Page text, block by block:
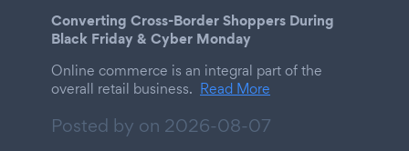
Converting Cross-Border Shoppers During
Black Friday & Cyber Monday
Online commerce is an integral part of the
overall retail business. Read More
Posted by on 2026-08-07